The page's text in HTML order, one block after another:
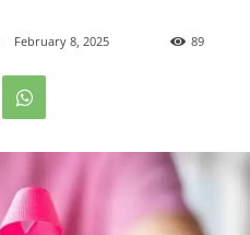
February 8, 2025 89